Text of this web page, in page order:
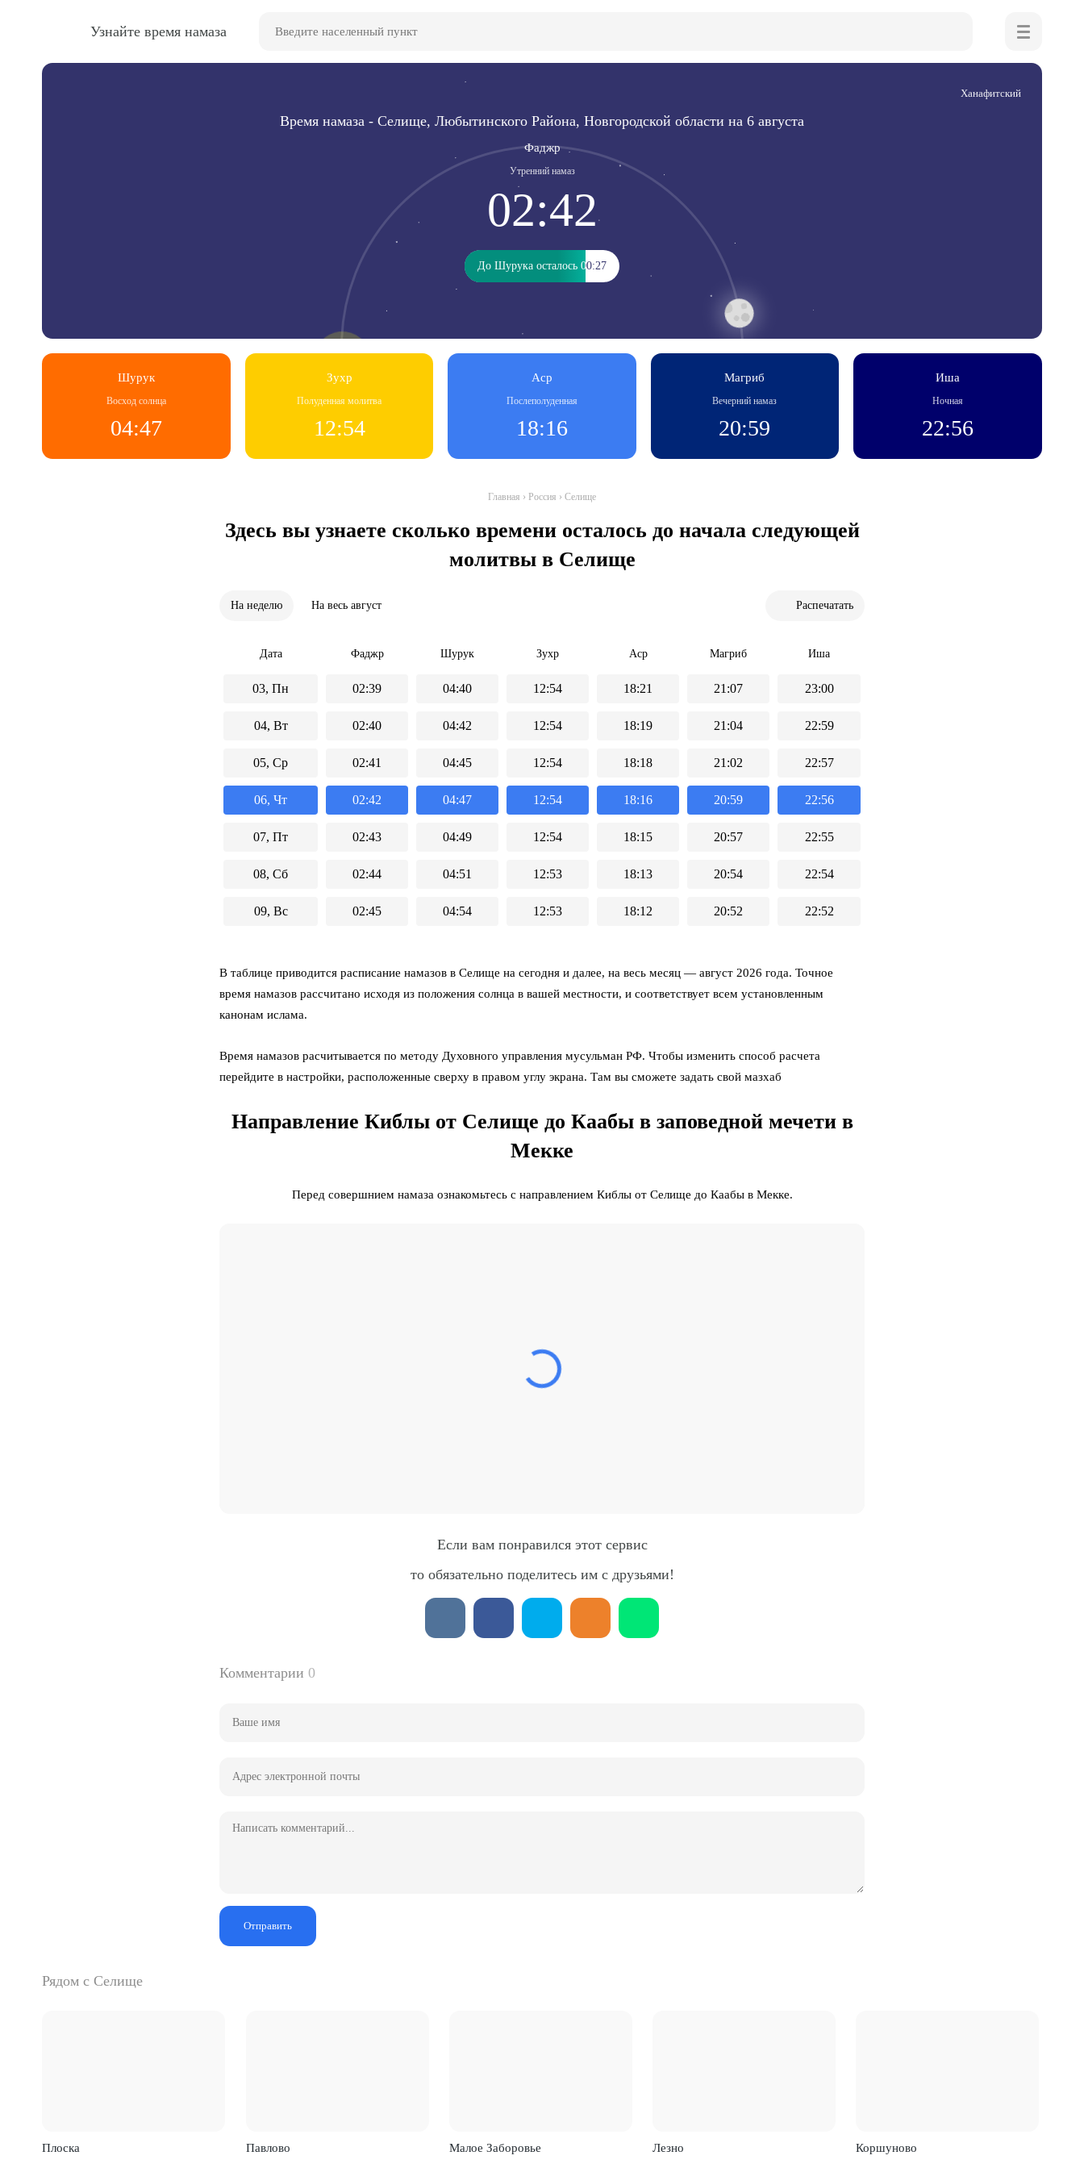
Узнайте время намаза
Ханафитский
Время намаза - Селище, Любытинского Района, Новгородской области на 6 августа
Фаджр
Утренний намаз
02:42
До Шурука осталось 00:27
До Шурука осталось 00:27
Шурук
Восход солнца
04:47
Зухр
Полуденная молитва
12:54
Аср
Послеполуденная
18:16
Магриб
Вечерний намаз
20:59
Иша
Ночная
22:56
Главная › Россия › Селище
Здесь вы узнаете сколько времени осталось до начала следующей
молитвы в Селище
На неделю На весь август Распечатать
Дата Фаджр Шурук Зухр Аср Магриб Иша
03, Пн 02:39 04:40 12:54 18:21 21:07 23:00
04, Вт 02:40 04:42 12:54 18:19 21:04 22:59
05, Ср 02:41 04:45 12:54 18:18 21:02 22:57
06, Чт 02:42 04:47 12:54 18:16 20:59 22:56
07, Пт 02:43 04:49 12:54 18:15 20:57 22:55
08, Сб 02:44 04:51 12:53 18:13 20:54 22:54
09, Вс 02:45 04:54 12:53 18:12 20:52 22:52
В таблице приводится расписание намазов в Селище на сегодня и далее, на весь месяц — август 2026 года. Точное
время намазов рассчитано исходя из положения солнца в вашей местности, и соответствует всем установленным
канонам ислама.
Время намазов расчитывается по методу Духовного управления мусульман РФ. Чтобы изменить способ расчета
перейдите в настройки, расположенные сверху в правом углу экрана. Там вы сможете задать свой мазхаб
Направление Киблы от Селище до Каабы в заповедной мечети в
Мекке
Перед совершнием намаза ознакомьтесь с направлением Киблы от Селище до Каабы в Мекке.
Если вам понравился этот сервис
то обязательно поделитесь им с друзьями!
Комментарии 0
Отправить
Рядом с Селище
Плоска Павлово Малое Заборовье Лезно Коршуново